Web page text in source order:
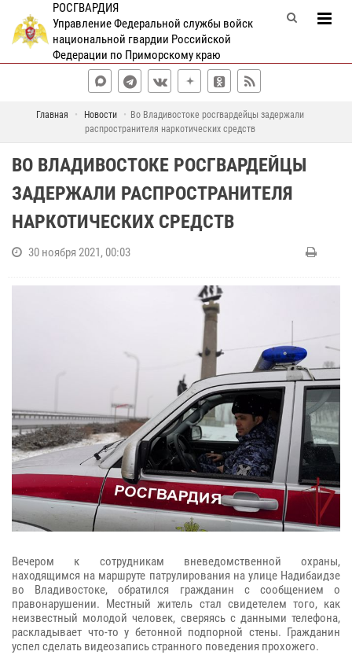
РОСГВАРДИЯ
Управление Федеральной службы войск
национальной гвардии Российской
Федерации по Приморскому краю
Главная Новости
Во Владивостоке росгвардейцы задержали
распространителя наркотических средств
ВО ВЛАДИВОСТОКЕ РОСГВАРДЕЙЦЫ
ЗАДЕРЖАЛИ РАСПРОСТРАНИТЕЛЯ
НАРКОТИЧЕСКИХ СРЕДСТВ
30 ноября 2021, 00:03
Вечером к сотрудникам вневедомственной охраны,
находящимся на маршруте патрулирования на улице Надибаидзе
во Владивостоке, обратился гражданин с сообщением о
правонарушении. Местный житель стал свидетелем того, как
неизвестный молодой человек, сверяясь с данными телефона,
раскладывает что-то у бетонной подпорной стены. Гражданин
успел сделать видеозапись странного поведения прохожего.